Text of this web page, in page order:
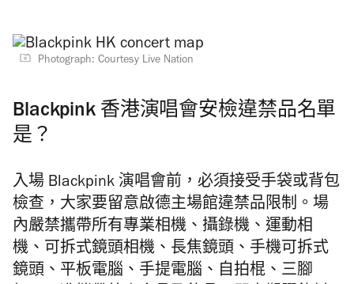
Photograph: Courtesy Live Nation
Blackpink 香港演唱會安檢違禁品名單
是？
入場 Blackpink 演唱會前，必須接受手袋或背包
檢查，大家要留意啟德主場館違禁品限制。場
內嚴禁攜帶所有專業相機、攝錄機、運動相
機、可拆式鏡頭相機、長焦鏡頭、手機可拆式
鏡頭、平板電腦、手提電腦、自拍棍、三腳